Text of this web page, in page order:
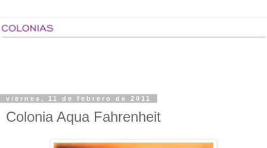
viernes, 11 de febrero de 2011
Colonia Aqua Fahrenheit